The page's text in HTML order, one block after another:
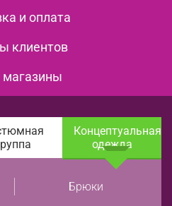
и оплата
клиентов
Концептуальная
одежда
Брюки